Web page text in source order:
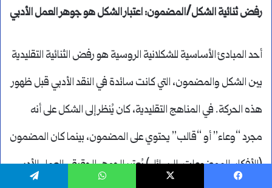
رفض ثنائية الشكل/المضمون: اعتبار الشكل هو جوهر العمل الأدبي
أحد المبادئ الأساسية للشكلانية الروسية هو رفض الثنائية التقليدية
بين الشكل والمضمون، التي كانت سائدة في النقد الأدبي قبل ظهور
هذه الحركة. في المناهج التقليدية، كان يُنظر إلى الشكل على أنه
مجرد “وعاء” أو “قالب” يحتوي على المضمون، بينما كان المضمون
(الأفكار، الموضوعات، الرسائل) يُعتبر الجوهر الحقيقي للعمل الأدبي.